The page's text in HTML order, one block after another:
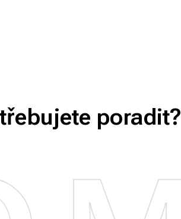
poradit?